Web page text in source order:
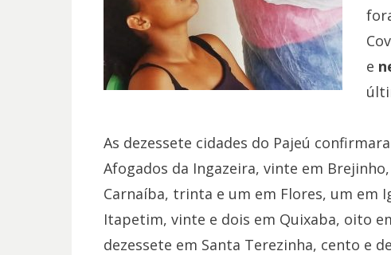
e
As dezessete cidades do Pajeú
Afogados da Ingazeira, vinte em
Carnaíba, trinta e um em Flores, um em
Itapetim, vinte e dois em Quixaba, oito
dezessete em Santa Terezinha, cento e